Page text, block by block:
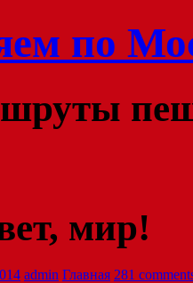
по
мир!
admin Главная 281